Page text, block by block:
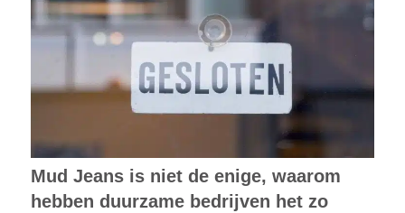
Mud Jeans is niet de enige, waarom
hebben duurzame bedrijven het zo